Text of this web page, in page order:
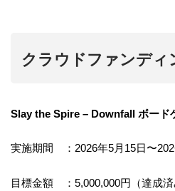
クラウドファンディ
Slay the Spire – Downfall ボード
実施期間 ：2026年5月15日〜
目標金額 ：5,000,000円（達成済